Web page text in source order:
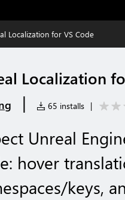
Localization for VS Code
Localization
| 65 installs |
Unreal
hover
keys,